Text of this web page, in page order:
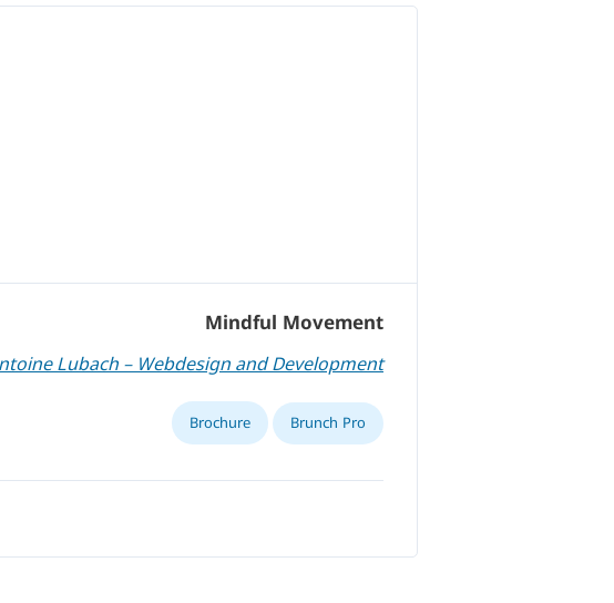
Mindful Movement
Lubach – Webdesign and Development
Brunch Pro
Brochure